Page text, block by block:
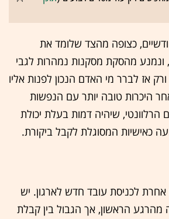
כצופה מהצד שלומד את
מהסקת מסקנות נמהרות לגבי
אז לברר מי האדם הנכון לפנות אליו
היכרות טובה יותר עם הנפשות
הרלוונטי, שיהיה דמות בעלת יכולת
כאישיות המסוגלת לקבל ביקורת.
אחרת לכניסת עובד חדש לארגון. יש
מהרגע הראשון, אך הגבול בין קבלת